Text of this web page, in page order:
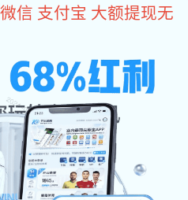
关于星空真人